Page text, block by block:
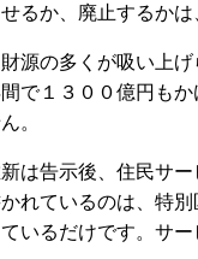
るか、廃止するか
源の多くが吸い上
で１３００億円も
。
は告示後、住民サー
かれているのは、特
いるだけです。サー